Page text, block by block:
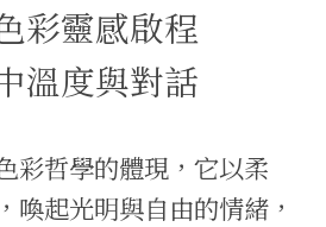
彩靈感啟程
溫度與對話
彩哲學的體現，它以柔
喚起光明與自由的情緒，